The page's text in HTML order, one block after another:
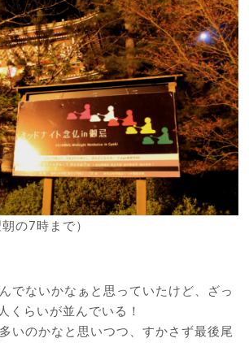
の7時まで）
でないかなぁと思っていたけど、ざっ
くらいが並んでいる！
いのかなと思いつつ、すかさず最後尾